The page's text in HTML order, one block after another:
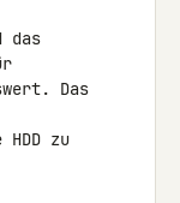
das
Das
zu